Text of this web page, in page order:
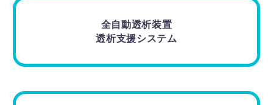
全自動透析装置
透析支援システム